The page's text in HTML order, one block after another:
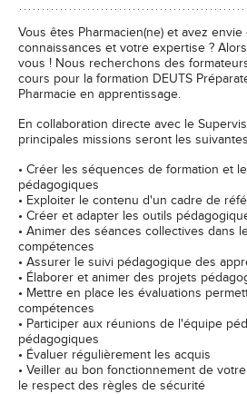
Vous êtes Pharmacien(ne) et avez
connaissances et votre expertise ?
vous ! Nous recherchons des
cours pour la formation DEUTS
Pharmacie en apprentissage.
En collaboration directe avec le
principales missions seront les
• Créer les séquences de formation et
pédagogiques
• Exploiter le contenu d'un cadre de
• Créer et adapter les outils
• Animer des séances collectives dans
compétences
• Assurer le suivi pédagogique des
• Élaborer et animer des projets
• Mettre en place les évaluations
compétences
• Participer aux réunions de l'équipe
pédagogiques
• Évaluer régulièrement les acquis
• Veiller au bon fonctionnement de
le respect des règles de sécurité